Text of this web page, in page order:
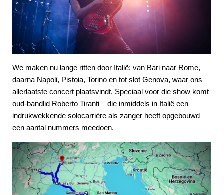
We maken nu lange ritten door Italië: van Bari naar Rome,
daarna Napoli, Pistoia, Torino en tot slot Genova, waar ons
allerlaatste concert plaatsvindt. Speciaal voor die show komt
oud-bandlid Roberto Tiranti – die inmiddels in Italië een
indrukwekkende solocarrière als zanger heeft opgebouwd –
een aantal nummers meedoen.